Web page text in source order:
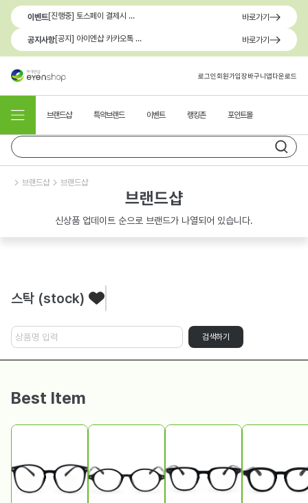
이벤트 [진행중] 토스페이 결제시 최대 1.3만원 혜택 바로가기
공지사항 [공지] 아이엔샵 카카오톡 1:1 문의 채널 이용 안내 바로가기
로그인회원가입장바구니앱다운로드
브랜드샵 특약브랜드 이벤트 랭킹존 포인트몰
브랜드샵 브랜드샵
브랜드샵
신상품 업데이트 순으로 브랜드가 나열되어 있습니다.
스탁 (stock)
검색하기
Best Item